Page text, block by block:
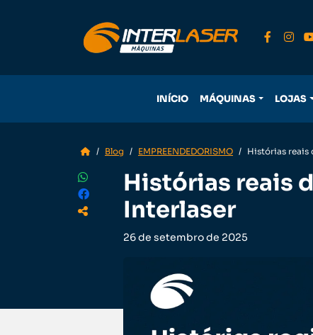
INÍCIO MÁQUINAS LOJAS
Blog EMPREENDEDORISMO Histórias reais
Histórias reais
Interlaser
26 de setembro de 2025